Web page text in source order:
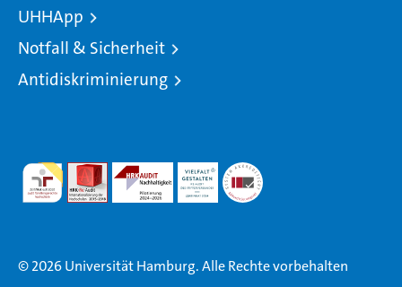
UHHApp
Notfall & Sicherheit
Antidiskriminierung
© 2026 Universität Hamburg. Alle Rechte vorbehalten